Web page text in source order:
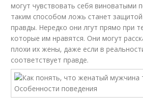
могут чувствовать себя виноватыми
таким способом ложь станет
правды. Нередко они лгут прямо при
которые им нравятся. Они могут
плохи их жены, даже если в
соответствует правде.